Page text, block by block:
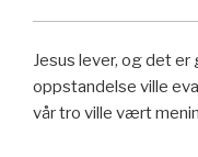
Jesus lever, og det er
oppstandelse ville
vår tro ville vært